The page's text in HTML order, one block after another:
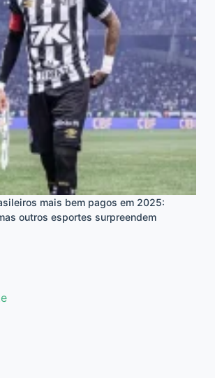
mais bem pagos em 2025:
outros esportes surpreendem